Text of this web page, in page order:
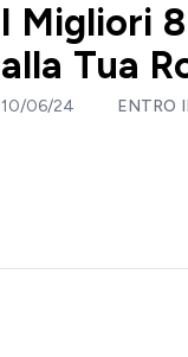
I Migliori
alla Tua
10/06/24 ENTRO